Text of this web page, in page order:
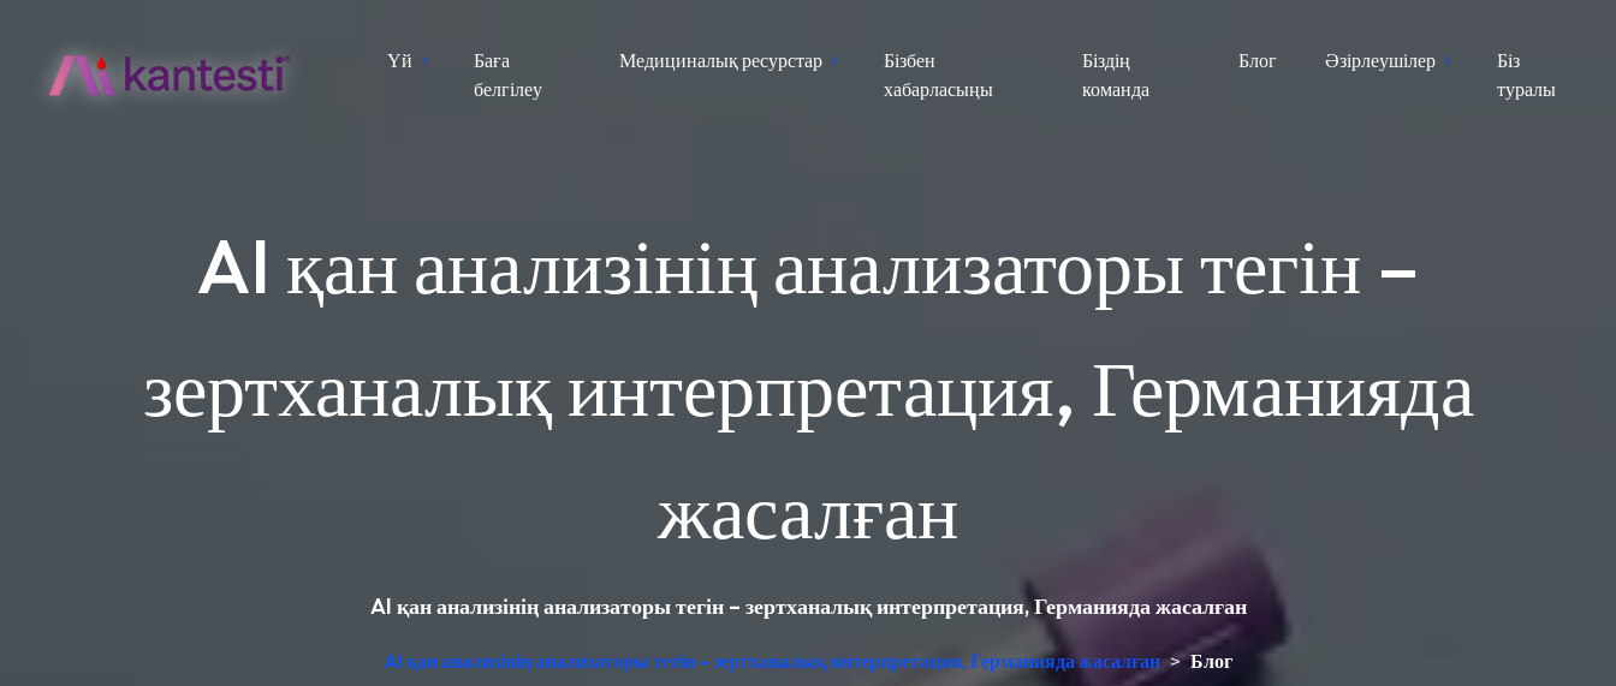
Үй
Баға
белгілеу
Медициналық ресурстар
Бізбен
хабарласыңы
Біздің
команда
Блог Әзірлеушілер
Біз
туралы
AI қан анализінің анализаторы тегін –
зертханалық интерпретация, Германияда
жасалған
AI қан анализінің анализаторы тегін – зертханалық интерпретация, Германияда жасалған
AI қан анализінің анализаторы тегін – зертханалық интерпретация, Германияда жасалған > Блог